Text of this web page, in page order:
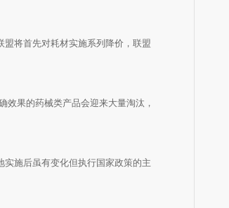
将首先对耗材实施系列降价，联盟
果的药械类产品会迎来大量淘汰，
施后虽有变化但执行国家政策的主